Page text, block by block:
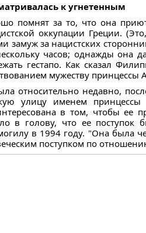
к угнетенным
помнят за то, что она
оккупации Греции.
за нацистских
часов; однажды она
гестапо. Как сказал
мужеству принцессы
относительно недавно,
улицу именем
в том, чтобы ее
в голову, что ее поступок
в 1994 году. "Она была
поступком по